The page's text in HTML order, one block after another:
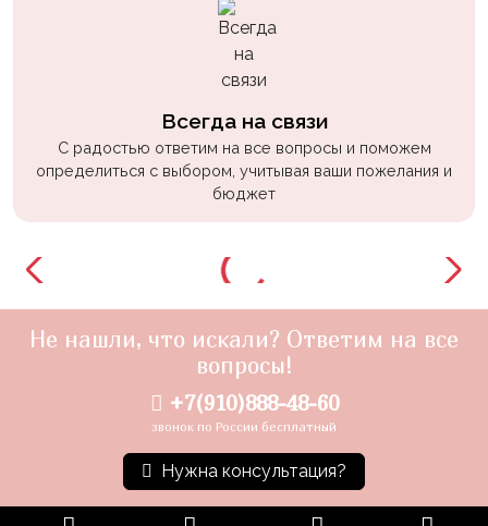
Всегда на связи
С радостью ответим на все вопросы и поможем
определиться с выбором, учитывая ваши пожелания и
бюджет
Не нашли, что искали? Ответим на все
вопросы!
+7(910)888-48-60
звонок по России бесплатный
Нужна консультация?